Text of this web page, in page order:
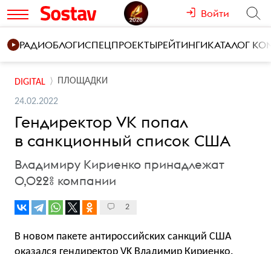
Войти
РАДИОБЛОГИСПЕЦПРОЕКТЫРЕЙТИНГИКАТАЛОГ
DIGITAL ПЛОЩАДКИ
24.02.2022
Гендиректор VK попал
в санкционный список США
Владимиру Кириенко принадлежат
0,022% компании
2
В новом пакете антироссийских санкций США